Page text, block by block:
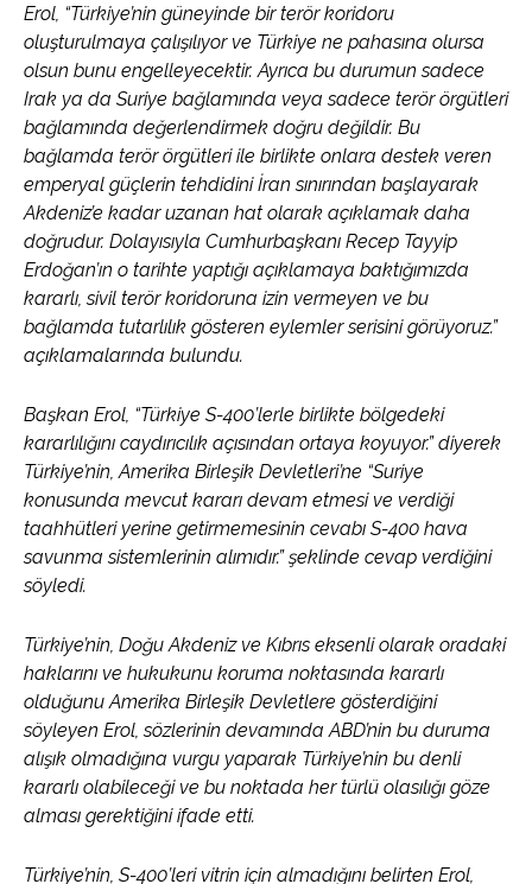
Erol, “Türkiye’nin güneyinde bir terör koridoru
oluşturulmaya çalışılıyor ve Türkiye ne pahasına olursa
olsun bunu engelleyecektir. Ayrıca bu durumun sadece
Irak ya da Suriye bağlamında veya sadece terör örgütleri
bağlamında değerlendirmek doğru değildir. Bu
bağlamda terör örgütleri ile birlikte onlara destek veren
emperyal güçlerin tehdidini İran sınırından başlayarak
Akdeniz’e kadar uzanan hat olarak açıklamak daha
doğrudur. Dolayısıyla Cumhurbaşkanı Recep Tayyip
Erdoğan’ın o tarihte yaptığı açıklamaya baktığımızda
kararlı, sivil terör koridoruna izin vermeyen ve bu
bağlamda tutarlılık gösteren eylemler serisini görüyoruz.”
açıklamalarında bulundu.
Başkan Erol, “Türkiye S-400’lerle birlikte bölgedeki
kararlılığını caydırıcılık açısından ortaya koyuyor.” diyerek
Türkiye’nin, Amerika Birleşik Devletleri’ne “Suriye
konusunda mevcut kararı devam etmesi ve verdiği
taahhütleri yerine getirmemesinin cevabı S-400 hava
savunma sistemlerinin alımıdır.” şeklinde cevap verdiğini
söyledi.
Türkiye’nin, Doğu Akdeniz ve Kıbrıs eksenli olarak oradaki
haklarını ve hukukunu koruma noktasında kararlı
olduğunu Amerika Birleşik Devletlere gösterdiğini
söyleyen Erol, sözlerinin devamında ABD’nin bu duruma
alışık olmadığına vurgu yaparak Türkiye’nin bu denli
kararlı olabileceği ve bu noktada her türlü olasılığı göze
alması gerektiğini ifade etti.
Türkiye’nin, S-400’leri vitrin için almadığını belirten Erol,